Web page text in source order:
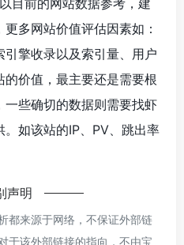
多网站价值评估因素如：
擎收录以及索引量、用户
价值，最主要还是需要根
些确切的数据则需要找虾
如该站的IP、PV、跳出率
声明
都来源于网络，不保证外部链
于该外部链接的指向，不由宝